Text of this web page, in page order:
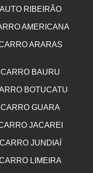
AUTO RIBEIRÃO
AMERICANA
ARARAS
CARRO BAURU
BOTUCATU
CARRO GUARA
JACAREI
CARRO JUNDIAÍ
LIMEIRA